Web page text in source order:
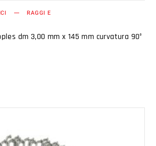
RAGGI E
dm 3,00 mm x 145 mm curvatura 90°